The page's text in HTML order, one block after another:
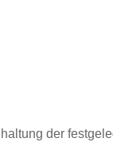
der